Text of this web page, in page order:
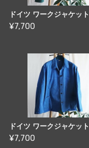
¥7,700
¥7,700